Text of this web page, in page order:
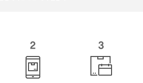
2 3